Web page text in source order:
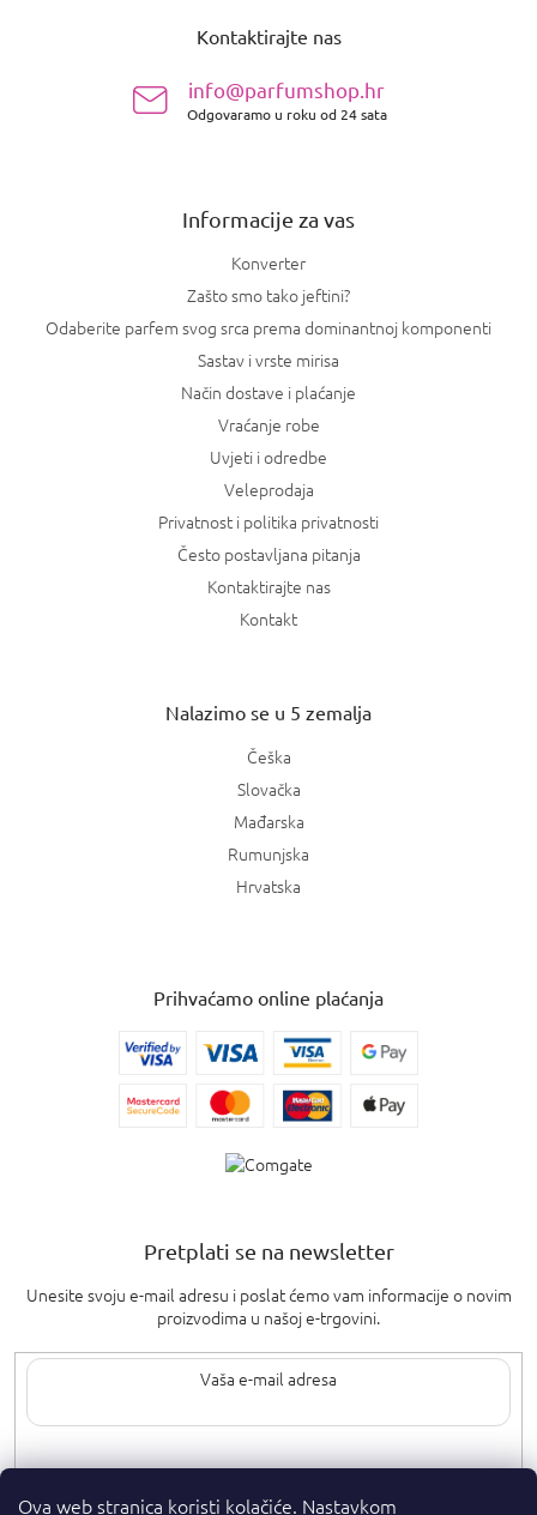
Ova web stranica koristi kolačiće. Nastavkom
Kontaktirajte nas
info@parfumshop.hr
Odgovaramo u roku od 24 sata
Informacije za vas
Konverter
Zašto smo tako jeftini?
Odaberite parfem svog srca prema dominantnoj komponenti
Sastav i vrste mirisa
Način dostave i plaćanje
Vraćanje robe
Uvjeti i odredbe
Veleprodaja
Privatnost i politika privatnosti
Često postavljana pitanja
Kontaktirajte nas
Kontakt
Nalazimo se u 5 zemalja
Češka
Slovačka
Mađarska
Rumunjska
Hrvatska
Prihvaćamo online plaćanja
Pretplati se na newsletter
Unesite svoju e-mail adresu i poslat ćemo vam informacije o novim
proizvodima u našoj e-trgovini.
Upisom svoje e-pošte pristajete nauvjete privatnosti.